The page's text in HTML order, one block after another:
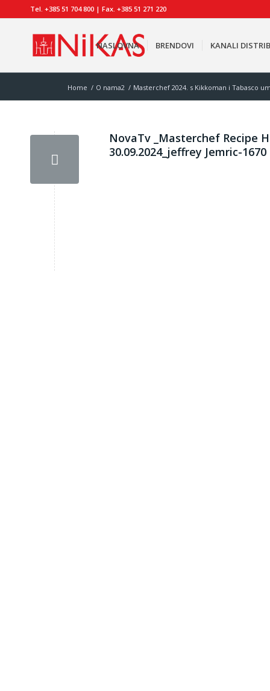
Tel. +385 51 704 800 | Fax. +385 51 271 220
NASLOVNA BRENDOVI KANALI
Home / O nama2 / Masterchef 2024. s Kikkoman i Tabasco
NovaTv _Masterchef Recipe
30.09.2024_jeffrey Jemric-1670